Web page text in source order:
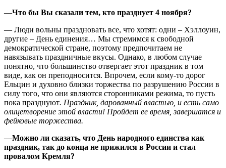
—Что бы Вы сказали тем, кто празднует 4 ноября?
— Люди вольны праздновать все, что хотят: одни – Хэллоуин,
другие – День единения… Мы стремимся к свободной
демократической стране, поэтому предпочитаем не
навязывать праздничные вкусы. Однако, в любом случае
понятно, что большинство отвергает этот праздник в том
виде, как он преподносится. Впрочем, если кому-то дорог
Ельцин и духовно близки торжества по разрушению России в
силу того, что они являются сторонниками режима, то пусть
пока празднуют. Праздник, дарованный властью, и есть само
олицетворение этой власти! Пройдет ее время, завершатся и
фейковые торжества.
—Можно ли сказать, что День народного единства как
праздник, так до конца не прижился в России и стал
провалом Кремля?